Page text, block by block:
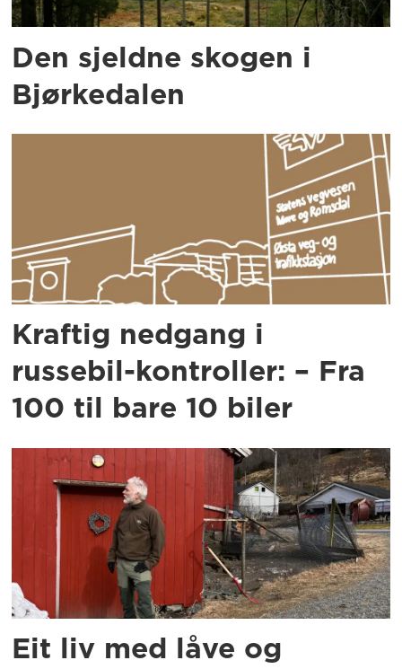
Den sjeldne skogen i
Bjørkedalen
Kraftig nedgang i
russebil-kontroller: – Fra
100 til bare 10 biler
Eit liv med låve og